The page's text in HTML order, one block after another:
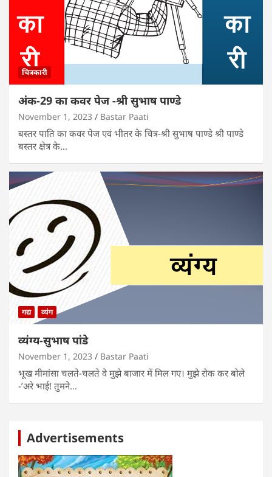
चित्रकारी
अंक-29 का कवर पेज -श्री सुभाष पाण्डे
November 1, 2023 Bastar Paati
बस्तर पाति का कवर पेज एवं भीतर के चित्र-श्री सुभाष पाण्डे श्री पाण्डे
बस्तर क्षेत्र के…
गद्य व्यंग
व्यंग्य-सुभाष पांडे
November 1, 2023 Bastar Paati
भूख मीमांसा चलते-चलते वे मुझे बाजार में मिल गए। मुझे रोक कर बोले
-’अरे भाई! तुमने…
Advertisements